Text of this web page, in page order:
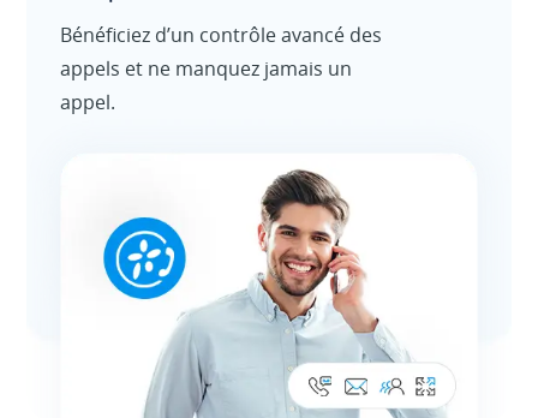
Bénéficiez d’un contrôle avancé des
appels et ne manquez jamais un
appel.